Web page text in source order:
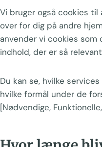
Vi bruger også cookies
over for dig på andre
anvender vi cookies
indhold, der er så
Du kan se, hvilke
hvilke formål under de
[Nødvendige,